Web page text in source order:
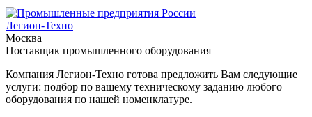
Легион-Техно
Москва
Поставщик промышленного оборудования
Компания Легион-Техно готова предложить Вам следующие
услуги: подбор по вашему техническому заданию любого
оборудования по нашей номенклатуре.